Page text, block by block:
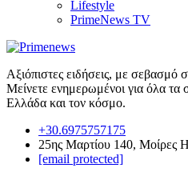
Lifestyle
PrimeNews TV
Αξιόπιστες ειδήσεις, με σεβασμό
Μείνετε ενημερωμένοι για όλα τα
Ελλάδα και τον κόσμο.
+30.6975757175
25ης Μαρτίου 140, Μοίρες
[email protected]